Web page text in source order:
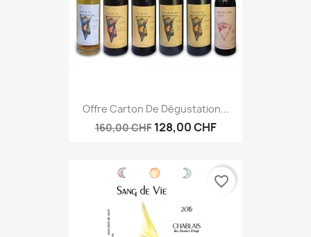
Offre Carton De Dégustation...
160,00 CHF 128,00 CHF
favorite_border